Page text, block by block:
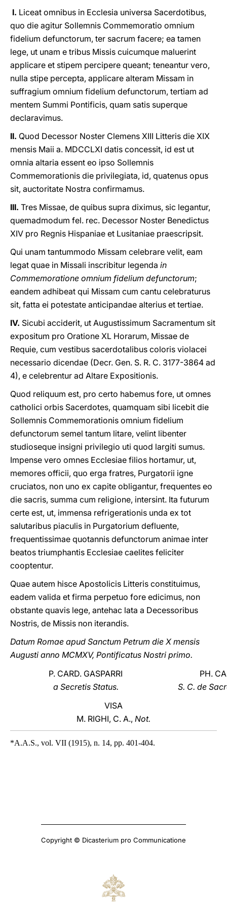
I. Liceat omnibus in Ecclesia universa Sacerdotibus,
quo die agitur Sollemnis Commemoratio omnium
fidelium defunctorum, ter sacrum facere; ea tamen
lege, ut unam e tribus Missis cuicumque maluerint
applicare et stipem percipere queant; teneantur vero,
nulla stipe percepta, applicare alteram Missam in
suffragium omnium fidelium defunctorum, tertiam ad
mentem Summi Pontificis, quam satis superque
declaravimus.
II. Quod Decessor Noster Clemens XIII Litteris die XIX
mensis Maii a. MDCCLXI datis concessit, id est ut
omnia altaria essent eo ipso Sollemnis
Commemorationis die privilegiata, id, quatenus opus
sit, auctoritate Nostra confirmamus.
III. Tres Missae, de quibus supra diximus, sic legantur,
quemadmodum fel. rec. Decessor Noster Benedictus
XIV pro Regnis Hispaniae et Lusitaniae praescripsit.
Qui unam tantummodo Missam celebrare velit, eam
legat quae in Missali inscribitur legenda in
Commemoratione omnium fidelium defunctorum;
eandem adhibeat qui Missam cum cantu celebraturus
sit, fatta ei potestate anticipandae alterius et tertiae.
IV. Sicubi acciderit, ut Augustissimum Sacramentum sit
expositum pro Oratione XL Horarum, Missae de
Requie, cum vestibus sacerdotalibus coloris violacei
necessario dicendae (Decr. Gen. S. R. C. 3177-3864 ad
4), e celebrentur ad Altare Expositionis.
Quod reliquum est, pro certo habemus fore, ut omnes
catholici orbis Sacerdotes, quamquam sibi licebit die
Sollemnis Commemorationis omnium fidelium
defunctorum semel tantum litare, velint libenter
studioseque insigni privilegio uti quod largiti sumus.
Impense vero omnes Ecclesiae filios hortamur, ut,
memores officii, quo erga fratres, Purgatorii igne
cruciatos, non uno ex capite obligantur, frequentes eo
die sacris, summa cum religione, intersint. Ita futurum
certe est, ut, immensa refrigerationis unda ex tot
salutaribus piaculis in Purgatorium defluente,
frequentissimae quotannis defunctorum animae inter
beatos triumphantis Ecclesiae caelites feliciter
cooptentur.
Quae autem hisce Apostolicis Litteris constituimus,
eadem valida et firma perpetuo fore edicimus, non
obstante quavis lege, antehac lata a Decessoribus
Nostris, de Missis non iterandis.
Datum Romae apud Sanctum Petrum die X mensis
Augusti anno MCMXV, Pontificatus Nostri primo.
P. CARD. GASPARRI
a Secretis Status.
PH.
S. C. de
VISA
M. RIGHI, C. A., Not.
*A.A.S., vol. VII (1915), n. 14, pp. 401-404.
Copyright © Dicasterium pro Communicatione